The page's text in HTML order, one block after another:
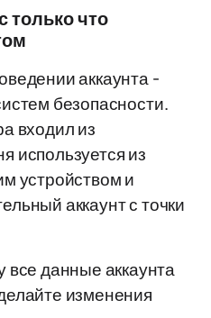
только что
аккаунта -
безопасности.
входил из
используется из
устройством и
аккаунт с точки
все данные аккаунта
изменения